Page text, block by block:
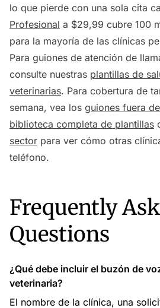
lo que pierde con una sola cita
Profesional a $29,99 cubre 100
para la mayoría de las clínicas
Para guiones de atención de
consulte nuestras plantillas de
veterinarias. Para cobertura de
semana, vea los guiones fuera
biblioteca completa de plantillas
sector para ver cómo otras
teléfono.
Frequently
Questions
¿Qué debe incluir el buzón de
veterinaria?
El nombre de la clínica, una